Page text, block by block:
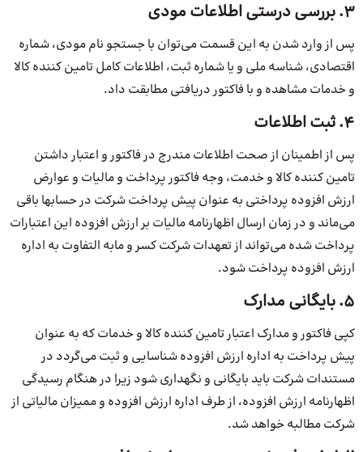
۳. بررسی درستی اطلاعات مودی
پس از وارد شدن به این قسمت می‌توان با جستجو نام مودی، شماره
اقتصادی، شناسه ملی و یا شماره ثبت، اطلاعات کامل تامین کننده کالا
و خدمات مشاهده و با فاکتور دریافتی مطابقت داد.
۴. ثبت اطلاعات
پس از اطمینان از صحت اطلاعات مندرج در فاکتور و اعتبار داشتن
تامین کننده کالا و خدمت، وجه فاکتور پرداخت و مالیات و عوارض
ارزش افزوده پرداختی به عنوان پیش پرداخت شرکت در حسابها باقی
می‌ماند و در زمان ارسال اظهارنامه مالیات بر ارزش افزوده این اعتبارات
پرداخت شده می‌تواند از تعهدات شرکت کسر و مابه التفاوت به اداره
ارزش افزوده پرداخت شود.
۵. بایگانی مدارک
کپی فاکتور و مدارک اعتبار تامین کننده کالا و خدمات که به عنوان
پیش پرداخت به اداره ارزش افزوده شناسایی و ثبت می‌گردد در
مستندات شرکت باید بایگانی و نگهداری شود زیرا در هنگام رسیدگی
اظهارنامه ارزش افزوده، از طرف اداره ارزش افزوده و ممیزان مالیاتی از
شرکت مطالبه خواهد شد.